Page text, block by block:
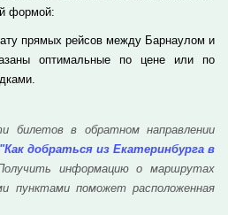
формой:
прямых рейсов между Барнаулом и
оптимальные по цене или по
билетов в обратном направлении
"Как добраться из Екатеринбурга в
информацию о маршрутах
пунктами поможет расположенная